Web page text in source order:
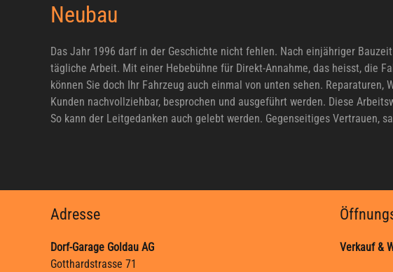
Neubau
Das Jahr 1996 darf in der Geschichte nicht fehlen. Nach einjähriger
tägliche Arbeit. Mit einer Hebebühne für Direkt-Annahme, das heisst, die
können Sie doch Ihr Fahrzeug auch einmal von unten sehen.
Kunden nachvollziehbar, besprochen und ausgeführt werden. Diese
So kann der Leitgedanken auch gelebt werden. Gegenseitiges Vertrauen,
Adresse
Dorf-Garage Goldau AG
Gotthardstrasse 71
Verkauf &